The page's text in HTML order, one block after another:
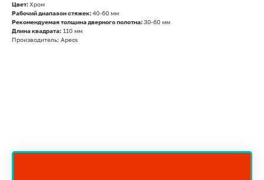
Цвет: Хром
Рабочий диапазон стяжек: 40-60 мм
Рекомендуемая толщина дверного полотна: 30-60 мм
Длина квадрата: 110 мм
Производитель: Apecs